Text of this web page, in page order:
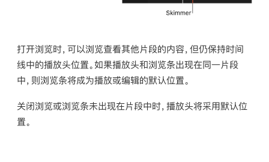
打开浏览时，可以浏览查看其他片段的内容，但仍保持时间
线中的播放头位置。如果播放头和浏览条出现在同一片段
中，则浏览条将成为播放或编辑的默认位置。
关闭浏览或浏览条未出现在片段中时，播放头将采用默认位
置。